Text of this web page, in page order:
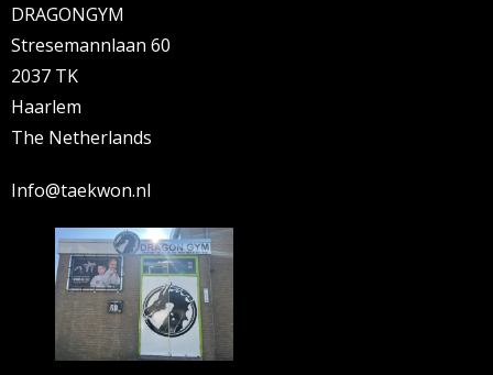
DRAGONGYM
Stresemannlaan 60
2037 TK
Haarlem
The Netherlands
Info@taekwon.nl